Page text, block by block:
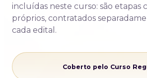
incluídas neste curso: são etapas
próprios, contratados
cada edital.
Coberto pelo Curso